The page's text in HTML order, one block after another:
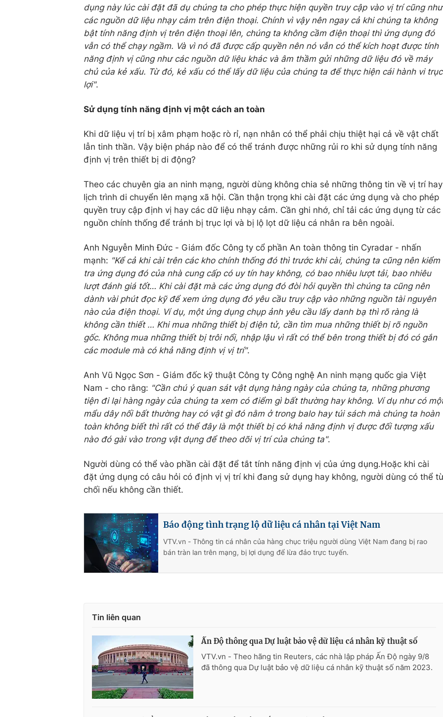
dụng này lúc cài đặt đã dụ chúng ta cho phép thực hiện quyền truy cập vào vị trí cũng như
các nguồn dữ liệu nhạy cảm trên điện thoại. Chính vì vậy nên ngay cả khi chúng ta không
bật tính năng định vị trên điện thoại lên, chúng ta không cầm điện thoại thì ứng dụng đó
vẫn có thể chạy ngầm. Và vì nó đã được cấp quyền nên nó vẫn có thể kích hoạt được tính
năng định vị cũng như các nguồn dữ liệu khác và âm thầm gửi những dữ liệu đó về máy
chủ của kẻ xấu. Từ đó, kẻ xấu có thể lấy dữ liệu của chúng ta để thực hiện cái hành vi trục
lợi".
Sử dụng tính năng định vị một cách an toàn
Khi dữ liệu vị trí bị xâm phạm hoặc rò rỉ, nạn nhân có thể phải chịu thiệt hại cả về vật chất
lẫn tinh thần. Vậy biện pháp nào để có thể tránh được những rủi ro khi sử dụng tính năng
định vị trên thiết bị di động?
Theo các chuyên gia an ninh mạng, người dùng không chia sẻ những thông tin về vị trí hay
lịch trình di chuyển lên mạng xã hội. Cần thận trọng khi cài đặt các ứng dụng và cho phép
quyền truy cập định vị hay các dữ liệu nhạy cảm. Cần ghi nhớ, chỉ tải các ứng dụng từ các
nguồn chính thống để tránh bị trục lợi và bị lộ lọt dữ liệu cá nhân ra bên ngoài.
Anh Nguyễn Minh Đức - Giám đốc Công ty cổ phần An toàn thông tin Cyradar - nhấn
mạnh: "Kể cả khi cài trên các kho chính thống đó thì trước khi cài, chúng ta cũng nên kiểm
tra ứng dụng đó của nhà cung cấp có uy tín hay không, có bao nhiêu lượt tải, bao nhiêu
lượt đánh giá tốt… Khi cài đặt mà các ứng dụng đó đòi hỏi quyền thì chúng ta cũng nên
dành vài phút đọc kỹ để xem ứng dụng đó yêu cầu truy cập vào những nguồn tài nguyên
nào của điện thoại. Ví dụ, một ứng dụng chụp ảnh yêu cầu lấy danh bạ thì rõ ràng là
không cần thiết … Khi mua những thiết bị điện tử, cần tìm mua những thiết bị rõ nguồn
gốc. Không mua những thiết bị trôi nổi, nhập lậu vì rất có thể bên trong thiết bị đó có gắn
các module mà có khả năng định vị vị trí".
Anh Vũ Ngọc Sơn - Giám đốc kỹ thuật Công ty Công nghệ An ninh mạng quốc gia Việt
Nam - cho rằng: "Cần chú ý quan sát vật dụng hàng ngày của chúng ta, những phương
tiện đi lại hàng ngày của chúng ta xem có điểm gì bất thường hay không. Ví dụ như có
mẩu dây nối bất thường hay có vật gì đó nằm ở trong balo hay túi sách mà chúng ta hoàn
toàn không biết thì rất có thể đây là một thiết bị có khả năng định vị được đối tượng xấu
nào đó gài vào trong vật dụng để theo dõi vị trí của chúng ta".
Người dùng có thể vào phần cài đặt để tắt tính năng định vị của ứng dụng.Hoặc khi cài
đặt ứng dụng có câu hỏi có định vị vị trí khi đang sử dụng hay không, người dùng có thể
chối nếu không cần thiết.
Báo động tình trạng lộ dữ liệu cá nhân tại Việt Nam
VTV.vn - Thông tin cá nhân của hàng chục triệu người dùng Việt Nam đang bị rao
bán tràn lan trên mạng, bị lợi dụng để lừa đảo trực tuyến.
Tin liên quan
Ấn Độ thông qua Dự luật bảo vệ dữ liệu cá nhân kỹ thuật số
VTV.vn - Theo hãng tin Reuters, các nhà lập pháp Ấn Độ ngày 9/8
đã thông qua Dự luật bảo vệ dữ liệu cá nhân kỹ thuật số năm 2023.